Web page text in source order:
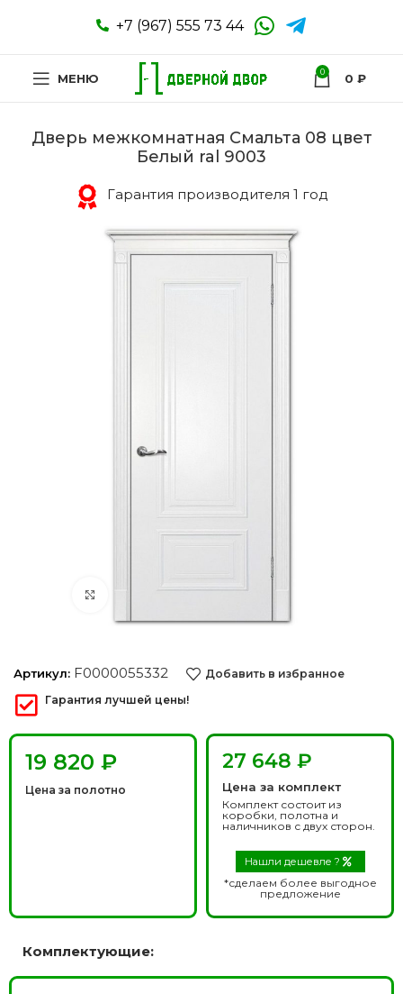
+7 (967) 555 73 44
МЕНЮ 0 0 ₽
Дверь межкомнатная Смальта 08 цвет
Белый ral 9003
Гарантия производителя 1 год
Нажмите, чтобы увеличить
Артикул: F0000055332
Добавить в избранное
Гарантия лучшей цены!
₽
Цена за полотно
27 648 ₽
Цена за комплект
Комплект состоит из
коробки, полотна и
наличников с двух сторон.
Нашли дешевле ?
*сделаем более выгодное
предложение
Комплектующие: